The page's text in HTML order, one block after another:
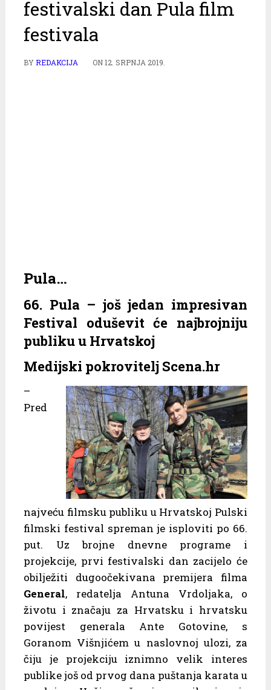
festivalski dan Pula film
festivala
BYREDAKCIJA ON12. SRPNJA 2019.
Pula…
66. Pula – još jedan impresivan
Festival oduševit će najbrojniju
publiku u Hrvatskoj
Medijski pokrovitelj Scena.hr
–
Pred
najveću filmsku publiku u Hrvatskoj Pulski
filmski festival spreman je isploviti po 66.
put. Uz brojne dnevne programe i
projekcije, prvi festivalski dan zacijelo će
obilježiti dugoočekivana premijera filma
General, redatelja Antuna Vrdoljaka, o
životu i značaju za Hrvatsku i hrvatsku
povijest generala Ante Gotovine, s
Goranom Višnjićem u naslovnoj ulozi, za
čiju je projekciju iznimno velik interes
publike još od prvog dana puštanja karata u